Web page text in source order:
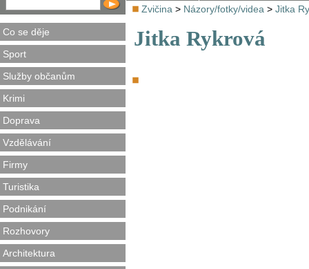
Co se děje
Sport
Služby občanům
Krimi
Doprava
Vzdělávání
Firmy
Turistika
Podnikání
Rozhovory
Architektura
Zvičina > Názory/fotky/videa > Jitka
Jitka Rykrová